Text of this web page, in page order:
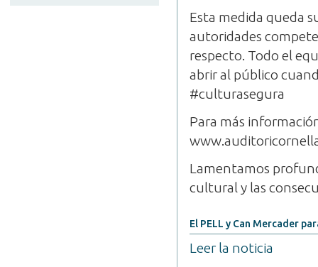
Esta medida queda
autoridades
respecto. Todo el
abrir al público
#culturasegura
Para más
Lamentamos
cultural y las
El PELL y Can Mercader
Leer la noticia